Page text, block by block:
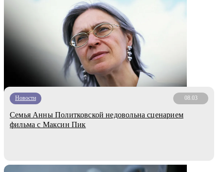
Новости 08.03
Семья Анны Политковской недовольна сценарием
фильма с Максин Пик